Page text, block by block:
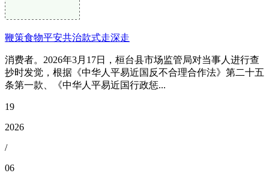
鞭策食物平安共治款式走深走
消费者。2026年3月17日，桓台县市场监管局对当事人进行查
抄时发觉，根据《中华人平易近国反不合理合作法》第二十五
条第一款、《中华人平易近国行政惩...
19
2026
/
06